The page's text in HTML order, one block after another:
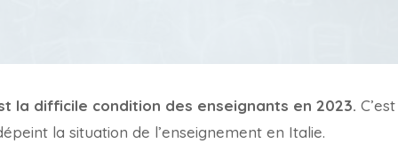
la difficile condition des enseignants en 2023. C’est
la situation de l’enseignement en Italie.